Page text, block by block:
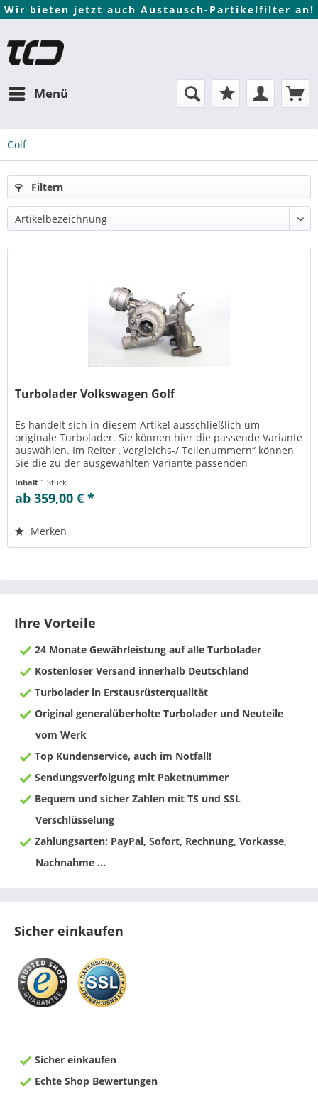
Wir bieten jetzt auch Austausch-Partikelfilter an!
Menü
Golf
Filtern
Turbolader Volkswagen Golf
Es handelt sich in diesem Artikel ausschließlich um
originale Turbolader. Sie können hier die passende Variante
auswählen. Im Reiter „Vergleichs-/ Teilenummern“ können
Sie die zu der ausgewählten Variante passenden
Inhalt 1 Stück
ab 359,00 € *
Merken
Ihre Vorteile
24 Monate Gewährleistung auf alle Turbolader
Kostenloser Versand innerhalb Deutschland
Turbolader in Erstausrüsterqualität
Original generalüberholte Turbolader und Neuteile
vom Werk
Top Kundenservice, auch im Notfall!
Sendungsverfolgung mit Paketnummer
Bequem und sicher Zahlen mit TS und SSL
Verschlüsselung
Zahlungsarten: PayPal, Sofort, Rechnung, Vorkasse,
Nachnahme ...
Sicher einkaufen
Sicher einkaufen
Echte Shop Bewertungen